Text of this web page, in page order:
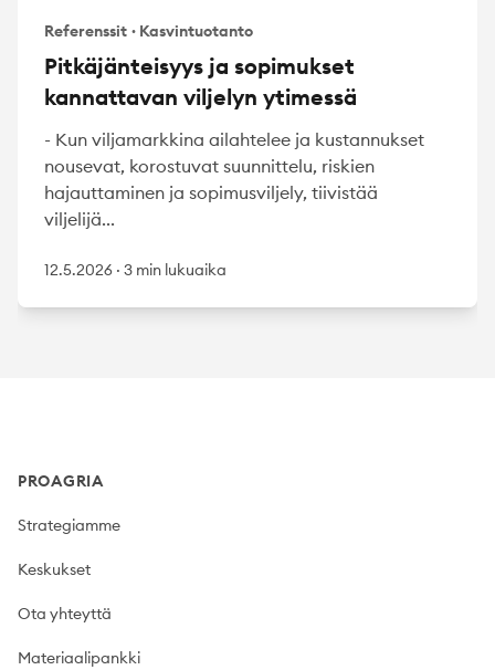
Referenssit · Kasvintuotanto
Pitkäjänteisyys ja sopimukset
kannattavan viljelyn ytimessä
- Kun viljamarkkina ailahtelee ja kustannukset
nousevat, korostuvat suunnittelu, riskien
hajauttaminen ja sopimusviljely, tiivistää
viljelijä...
12.5.2026 · 3 min lukuaika
PROAGRIA
Strategiamme
Keskukset
Ota yhteyttä
Materiaalipankki